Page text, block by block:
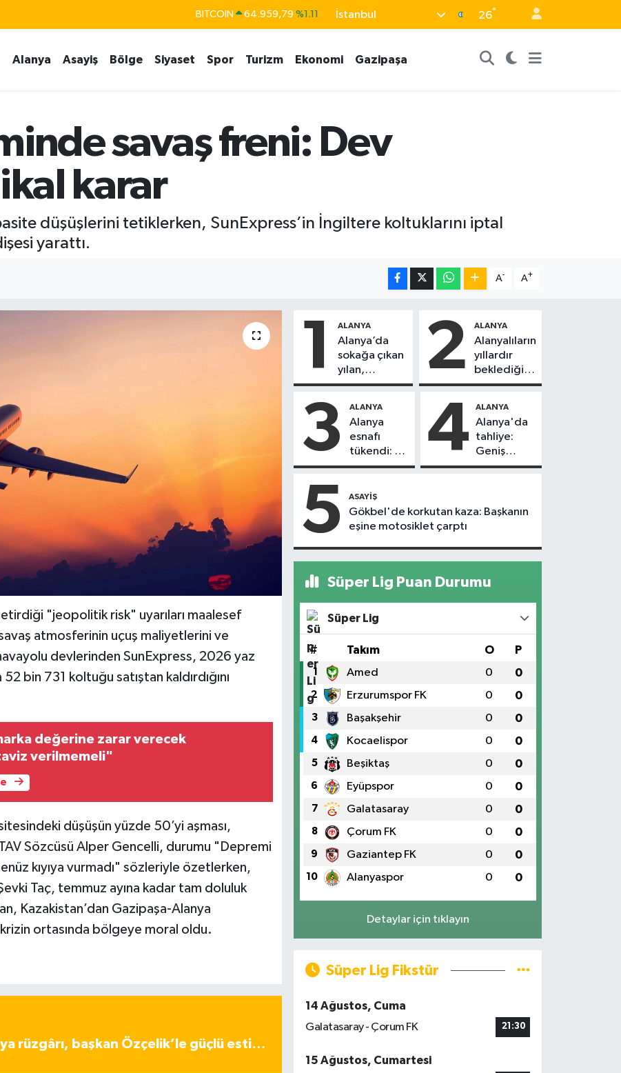
BITCOIN 64.959,79 %1.11
EURO 55,2510 %0.32
BİST100 13.779 %-14
İstanbul 26°
Alanya Asayiş Bölge Siyaset Spor Turizm Ekonomi Gazipaşa
savaş freni: Dev
karar
düşüşlerini tetiklerken, SunExpress’in İngiltere koltuklarını iptal
yarattı.
A- A+
"jeopolitik risk" uyarıları maalesef
atmosferinin uçuş maliyetlerini ve
devlerinden SunExpress, 2026 yaz
bin 731 koltuğu satıştan kaldırdığını
değerine zarar verecek
verilmemeli"
düşüşün yüzde 50’yi aşması,
Sözcüsü Alper Gencelli, durumu "Depremi
kıyıya vurmadı" sözleriyle özetlerken,
Taç, temmuz ayına kadar tam doluluk
Kazakistan’dan Gazipaşa-Alanya
krizin ortasında bölgeye moral oldu.
rüzgârı, başkan Özçelik’le güçlü esti…
1 ALANYA
Alanya’da
sokağa çıkan
yılan,
vatandaşı
2 ALANYA
Alanyalıların
yıllardır
beklediği
yol askıdan
3 ALANYA
Alanya
esnafı
tükendi: 1
ayda 150
kapandı
4 ALANYA
Alanya'da
tahliye:
Geniş
güvenlik
5 ASAYIŞ
Gökbel'de korkutan kaza: Başkanın
eşine motosiklet çarptı
Süper Lig Puan Durumu
Süper Lig
# Takım O P
1 Amed 0 0
2 Erzurumspor FK 0 0
3 Başakşehir 0 0
4 Kocaelispor 0 0
5 Beşiktaş 0 0
6 Eyüpspor 0 0
7 Galatasaray 0 0
8 Çorum FK 0 0
9 Gaziantep FK 0 0
10 Alanyaspor 0 0
Detaylar için tıklayın
Süper Lig Fikstür
14 Ağustos, Cuma
Galatasaray - Çorum FK
21:30
15 Ağustos, Cumartesi